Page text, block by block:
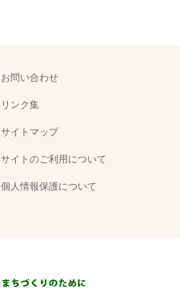
お問い合わせ
リンク集
サイトマップ
サイトのご利用について
個人情報保護について